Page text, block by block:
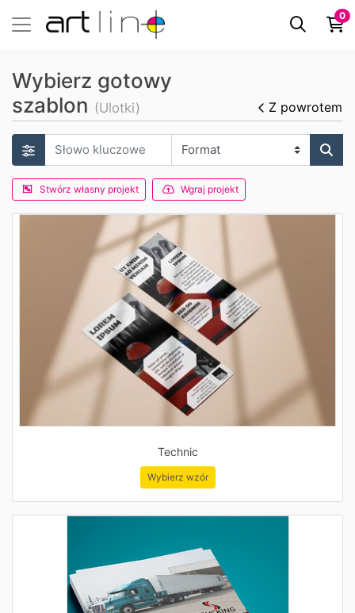
0
Wybierz gotowy
szablon (Ulotki) Z powrotem
Stwórz własny projekt Wgraj projekt
Technic
Wybierz wzór